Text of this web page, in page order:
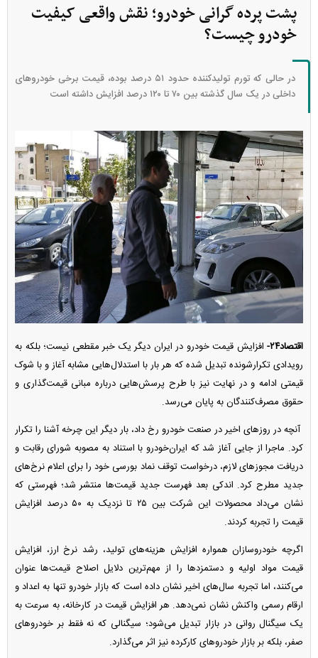
پشت پرده گرانی خودرو؛ نقش واقعی کیفیت
خودرو چیست؟
در حالی که تورم تولیدکننده حدود ۵۱ درصد بوده، قیمت برخی خودروهای
داخلی در یک سال گذشته بین ۷۰ تا ۱۲۰ درصد افزایش داشته است
اقتصاد۲۴-
افزایش قیمت خودرو در ایران دیگر یک خبر مقطعی نیست؛ بلکه به
رویدادی تکرارشونده تبدیل شده که هر بار با استدلال‌هایی مشابه آغاز و با شوک
قیمتی ادامه و در نهایت نیز با طرح پرسش‌هایی درباره مبانی قیمت‌گذاری و
حقوق مصرف‌کنندگان به پایان می‌رسد.
آنچه در روز‌های اخیر در صنعت خودرو رخ داد، بار دیگر این چرخه آشنا را تکرار
کرد. ماجرا از جایی آغاز شد که ایران‌خودرو با استناد به مصوبه شورای رقابت و
دریافت مجوز‌های لازم، درخواست توقف نماد بورسی خود را برای اعلام نرخ‌های
جدید مطرح کرد. اندکی بعد فهرست جدید قیمت‌ها منتشر شد؛ فهرستی که
نشان می‌داد محصولات این شرکت بین ۲۵ تا نزدیک به ۵۰ درصد افزایش
قیمت را تجربه کردند.
اگرچه خودروسازان همواره افزایش هزینه‌های تولید، رشد نرخ ارز، افزایش
قیمت مواد اولیه و دستمزد‌ها را از مهم‌ترین دلایل اصلاح قیمت‌ها عنوان
می‌کنند، اما تجربه سال‌های اخیر نشان داده است که بازار خودرو تنها به اعداد و
ارقام رسمی واکنش نشان نمی‌دهد. هر افزایش قیمت در کارخانه، به سرعت به
یک سیگنال روانی در بازار تبدیل می‌شود؛ سیگنالی که نه فقط بر خودرو‌های
صفر، بلکه بر بازار خودرو‌های کارکرده نیز اثر می‌گذارد.